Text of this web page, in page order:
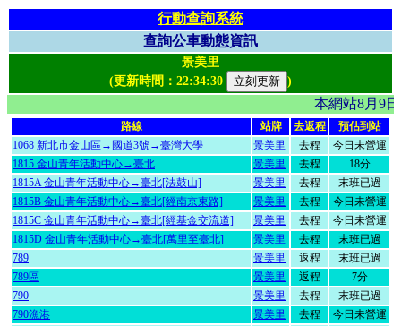
行動查詢系統
查詢公車動態資訊
景美里
(更新時間： 22:34:30 )
本網站8月9
路線 站牌 去返程
預估到站
1068 新北市金山區→國道3號→臺灣大學
景美里 去程
今日未營運
1815 金山青年活動中心→臺北
景美里 去程
18分
1815A 金山青年活動中心→臺北[法鼓山]
景美里 去程
末班已過
1815B 金山青年活動中心→臺北[經南京東路]
景美里 去程
今日未營運
1815C 金山青年活動中心→臺北[經基金交流道]
景美里 去程
今日未營運
1815D 金山青年活動中心→臺北[萬里至臺北]
景美里 去程
末班已過
789
景美里 返程
末班已過
789區
景美里 返程
7分
790
景美里 去程
末班已過
790漁港
景美里 去程
今日未營運